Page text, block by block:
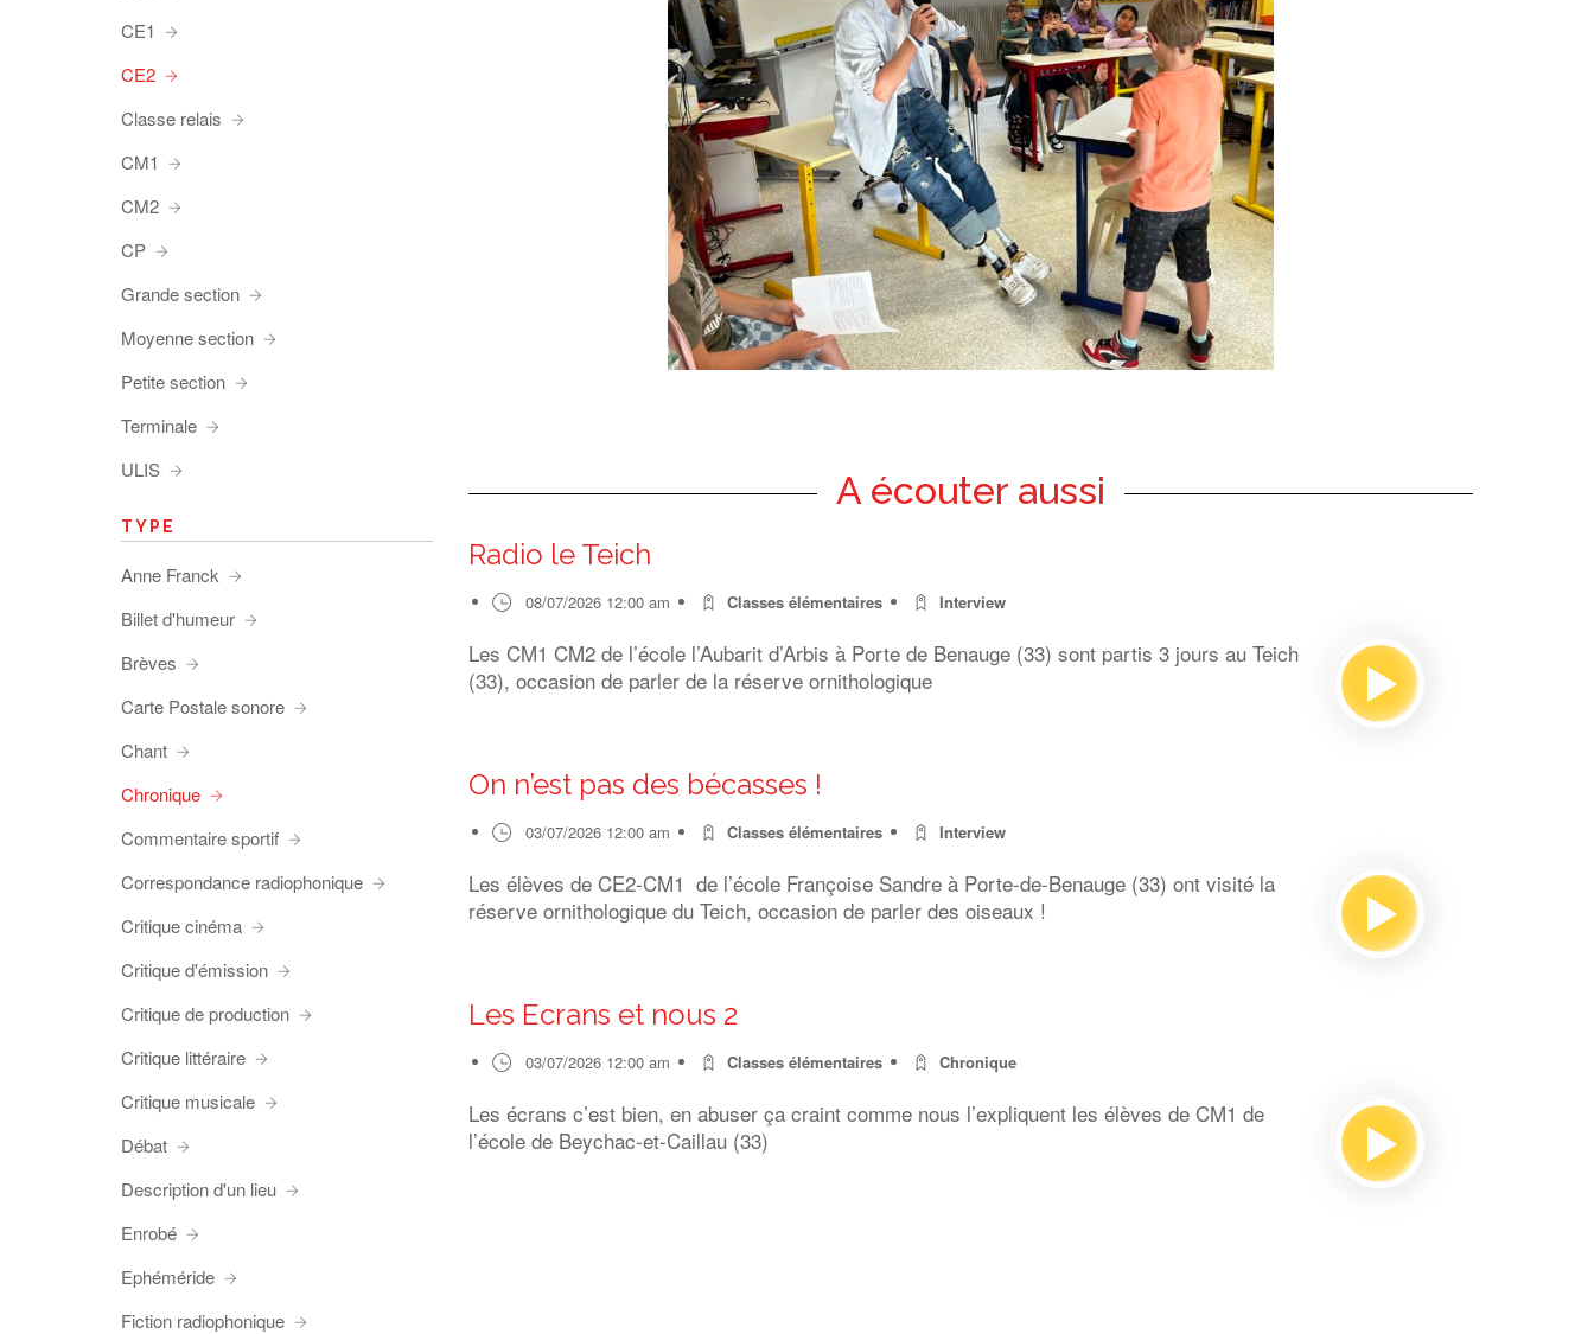
A écouter aussi
Radio le Teich
08/07/2026 12:00 am Classes élémentaires Interview
Les CM1 CM2 de l’école l’Aubarit d’Arbis à Porte de Benauge (33) sont partis 3 jours au Teich
(33), occasion de parler de la réserve ornithologique
On n’est pas des bécasses !
03/07/2026 12:00 am Classes élémentaires Interview
Les élèves de CE2-CM1 de l’école Françoise Sandre à Porte-de-Benauge (33) ont visité la
réserve ornithologique du Teich, occasion de parler des oiseaux !
Les Ecrans et nous 2
03/07/2026 12:00 am Classes élémentaires Chronique
Les écrans c’est bien, en abuser ça craint comme nous l’expliquent les élèves de CM1 de
l’école de Beychac-et-Caillau (33)
CE1
CE2
Classe relais
CM1
CM2
CP
Grande section
Moyenne section
Petite section
Terminale
ULIS
TYPE
Anne Franck
Billet d'humeur
Brèves
Carte Postale sonore
Chant
Chronique
Commentaire sportif
Correspondance radiophonique
Critique cinéma
Critique d'émission
Critique de production
Critique littéraire
Critique musicale
Débat
Description d'un lieu
Enrobé
Ephéméride
Fiction radiophonique